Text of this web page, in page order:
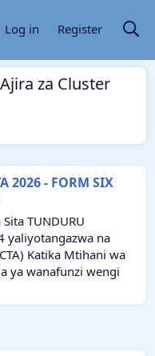
Log in Register
za Cluster
2026 - FORM SIX
TUNDURU
yaliyotangazwa na
Katika Mtihani wa
ya wanafunzi wengi